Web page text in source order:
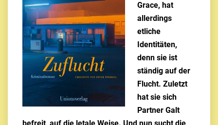
Grace, hat
allerdings
etliche
Identitäten,
denn sie ist
ständig auf der
Flucht. Zuletzt
hat sie sich
Partner Galt